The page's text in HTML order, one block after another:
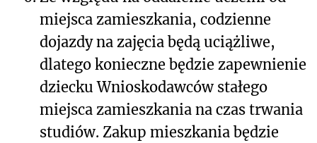
miejsca zamieszkania, codzienne
dojazdy na zajęcia będą uciążliwe,
dlatego konieczne będzie zapewnienie
dziecku Wnioskodawców stałego
miejsca zamieszkania na czas trwania
studiów. Zakup mieszkania będzie